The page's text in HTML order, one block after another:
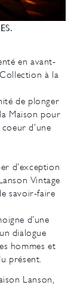
en avant-
à la
de plonger
Maison pour
d’une
d’exception
Vintage
savoir-faire
d’une
dialogue
hommes et
présent.
Lanson,